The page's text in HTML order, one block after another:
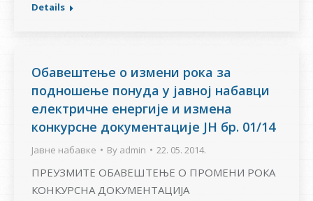
Details
Обавештење о измени рока за
подношење понуда у јавној набавци
електричне енергије и измена
конкурсне документације ЈН бр. 01/14
Јавне набавке By admin 22. 05. 2014.
ПРЕУЗМИТЕ ОБАВЕШТЕЊЕ О ПРОМЕНИ РОКА
КОНКУРСНА ДОКУМЕНТАЦИЈА